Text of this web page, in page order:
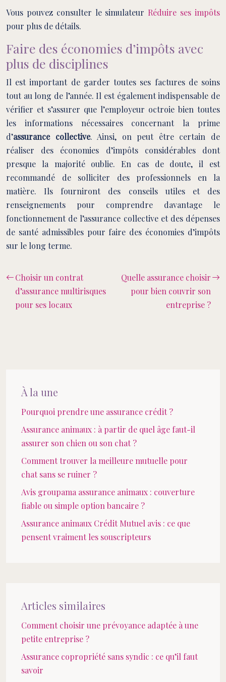
Vous pouvez consulter le simulateur Réduire ses impôts
pour plus de détails.
Faire des économies d’impôts avec
plus de disciplines
Il est important de garder toutes ses factures de soins
tout au long de l’année. Il est également indispensable de
vérifier et s’assurer que l’employeur octroie bien toutes
les informations nécessaires concernant la prime
d’assurance collective. Ainsi, on peut être certain de
réaliser des économies d’impôts considérables dont
presque la majorité oublie. En cas de doute, il est
recommandé de solliciter des professionnels en la
matière. Ils fourniront des conseils utiles et des
renseignements pour comprendre davantage le
fonctionnement de l’assurance collective et des dépenses
de santé admissibles pour faire des économies d’impôts
sur le long terme.
Choisir un contrat
d’assurance multirisques
pour ses locaux
Quelle assurance choisir
pour bien couvrir son
entreprise ?
À la une
Pourquoi prendre une assurance crédit ?
Assurance animaux : à partir de quel âge faut-il
assurer son chien ou son chat ?
Comment trouver la meilleure mutuelle pour
chat sans se ruiner ?
Avis groupama assurance animaux : couverture
fiable ou simple option bancaire ?
Assurance animaux Crédit Mutuel avis : ce que
pensent vraiment les souscripteurs
Articles similaires
Comment choisir une prévoyance adaptée à une
petite entreprise ?
Assurance copropriété sans syndic : ce qu’il faut
savoir